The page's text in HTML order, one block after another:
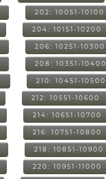
202: 10051-10100
204: 10151-10200
206: 10251-10300
208: 10351-10400
210: 10451-10500
212: 10551-10600
214: 10651-10700
216: 10751-10800
218: 10851-10900
220: 10951-11000